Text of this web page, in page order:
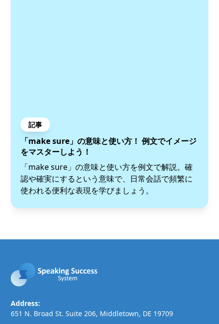
記事
「make sure」の意味と使い方！ 例文でイメージ
をマスターしよう！
「make sure」の意味と使い方を例文で解説。確
認や確実にするという意味で、日常会話で頻繁に
使われる便利な表現を学びましょう。
Address:
651 N. Broad St. Suite 206, Middletown, DE 19709